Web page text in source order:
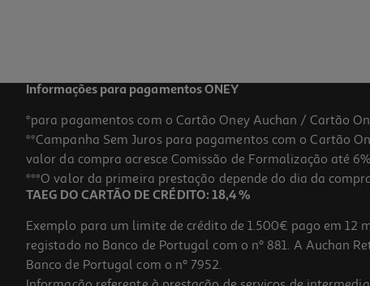
Informações para pagamentos ONEY
*para pagamentos com o Cartão Oney Auchan / Cartão
**Campanha Sem Juros para pagamentos com o Cartão
valor da compra acresce Comissão de Formalização até
***O valor da primeira prestação depende do dia da
TAEG DO CARTÃO DE CRÉDITO: 18,4 %
Exemplo para um limite de crédito de 1.500€ pago em 12
registado no Banco de Portugal com o nº 881. A Auchan
Banco de Portugal com o nº 7952.